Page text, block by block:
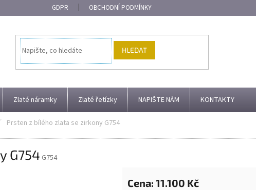
GDPR OBCHODNÍ PODMÍNKY
HLEDAT
Zlaté náramky Zlaté řetízky NAPIŠTE NÁM KONTAKTY
Prsten z bílého zlata se zirkony G754
G754 G754
11.100 Kč